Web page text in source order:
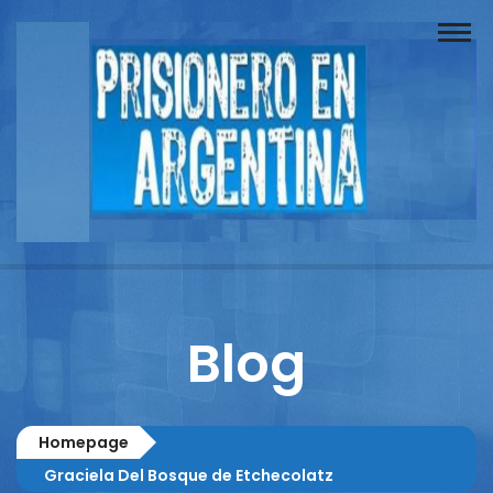
Buscador
Documentos
Columnistas
Contacto
Blog
Homepage
Graciela Del Bosque de Etchecolatz